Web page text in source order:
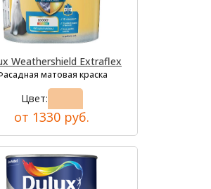
Weathershield Extraflex
матовая краска
Цвет:
от 1330 руб.